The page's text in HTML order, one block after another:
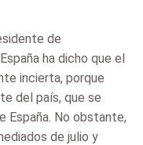
de
ha dicho que el
incierta, porque
del país, que se
España. No obstante,
de julio y